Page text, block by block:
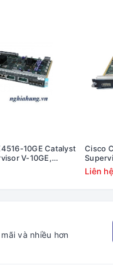
10GE Catalyst
V-10GE,
and 4x1GE (SFP)
Cisco
Liên hệ
và nhiều hơn